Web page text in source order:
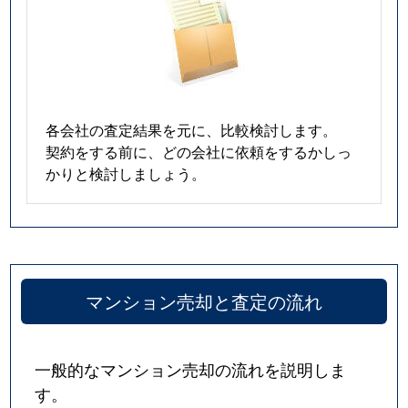
各会社の査定結果を元に、比較検討します。
契約をする前に、どの会社に依頼をするかしっ
かりと検討しましょう。
マンション売却と査定の流れ
一般的なマンション売却の流れを説明しま
す。